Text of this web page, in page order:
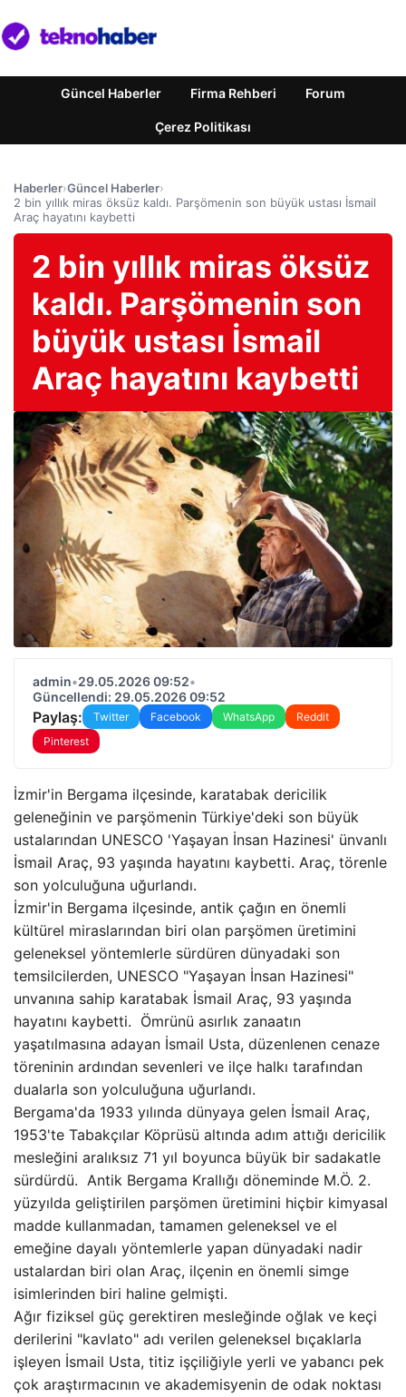
Güncel Haberler Firma Rehberi Forum
Çerez Politikası
Haberler›Güncel Haberler›
2 bin yıllık miras öksüz kaldı. Parşömenin son büyük ustası İsmail
Araç hayatını kaybetti
2 bin yıllık miras öksüz
kaldı. Parşömenin son
büyük ustası İsmail
Araç hayatını kaybetti
admin•29.05.2026 09:52•
Güncellendi: 29.05.2026 09:52
Paylaş: Twitter Facebook WhatsApp
Reddit
Pinterest
İzmir'in Bergama ilçesinde, karatabak dericilik
geleneğinin ve parşömenin Türkiye'deki son büyük
ustalarından UNESCO 'Yaşayan İnsan Hazinesi' ünvanlı
İsmail Araç, 93 yaşında hayatını kaybetti. Araç, törenle
son yolculuğuna uğurlandı.
İzmir'in Bergama ilçesinde, antik çağın en önemli
kültürel miraslarından biri olan parşömen üretimini
geleneksel yöntemlerle sürdüren dünyadaki son
temsilcilerden, UNESCO "Yaşayan İnsan Hazinesi"
unvanına sahip karatabak İsmail Araç, 93 yaşında
hayatını kaybetti. Ömrünü asırlık zanaatın
yaşatılmasına adayan İsmail Usta, düzenlenen cenaze
töreninin ardından sevenleri ve ilçe halkı tarafından
dualarla son yolculuğuna uğurlandı.
Bergama'da 1933 yılında dünyaya gelen İsmail Araç,
1953'te Tabakçılar Köprüsü altında adım attığı dericilik
mesleğini aralıksız 71 yıl boyunca büyük bir sadakatle
sürdürdü. Antik Bergama Krallığı döneminde M.Ö. 2.
yüzyılda geliştirilen parşömen üretimini hiçbir kimyasal
madde kullanmadan, tamamen geleneksel ve el
emeğine dayalı yöntemlerle yapan dünyadaki nadir
ustalardan biri olan Araç, ilçenin en önemli simge
isimlerinden biri haline gelmişti.
Ağır fiziksel güç gerektiren mesleğinde oğlak ve keçi
derilerini "kavlato" adı verilen geleneksel bıçaklarla
işleyen İsmail Usta, titiz işçiliğiyle yerli ve yabancı pek
çok araştırmacının ve akademisyenin de odak noktası